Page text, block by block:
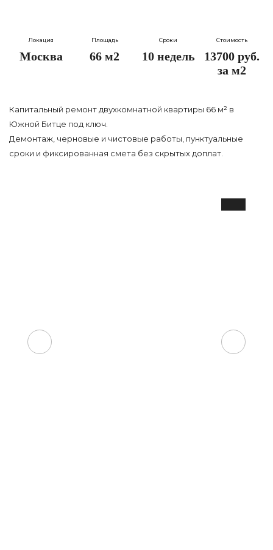
Локация
Москва
Площадь
66 м2
Сроки
10 недель
Стоимость
13700 руб.
за м2
Капитальный ремонт двухкомнатной квартиры 66 м² в
Южной Битце под ключ.
Демонтаж, черновые и чистовые работы, пунктуальные
сроки и фиксированная смета без скрытых доплат.